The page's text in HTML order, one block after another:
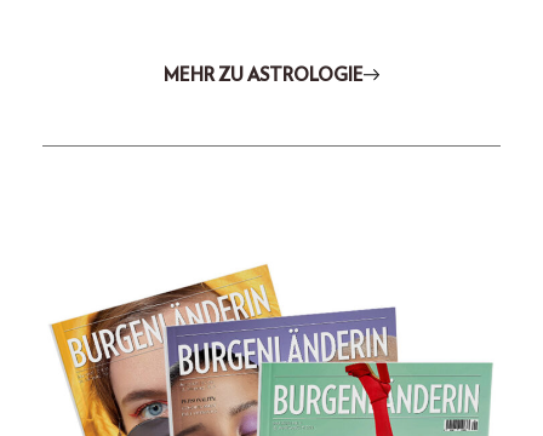
MEHR ZU ASTROLOGIE